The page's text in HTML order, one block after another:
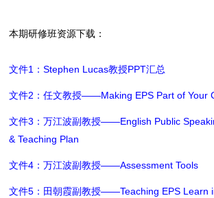
本期研修班资源下载：
文件1：Stephen Lucas教授PPT汇总
文件2：任文教授——Making EPS Part of Your
文件3：万江波副教授——English Public
& Teaching Plan
文件4：万江波副教授——Assessment Tools
文件5：田朝霞副教授——Teaching EPS Learn